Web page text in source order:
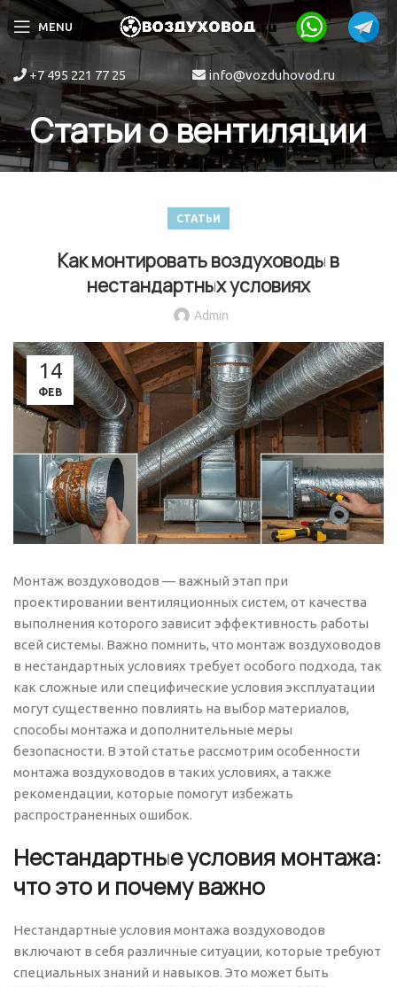
MENU
+7 495 221 77 25 info@vozduhovod.ru
Статьи о вентиляции
СТАТЬИ
Как монтировать воздуховоды в
нестандартных условиях
Admin
14
ФЕВ
Монтаж воздуховодов — важный этап при
проектировании вентиляционных систем, от качества
выполнения которого зависит эффективность работы
всей системы. Важно помнить, что монтаж воздуховодов
в нестандартных условиях требует особого подхода, так
как сложные или специфические условия эксплуатации
могут существенно повлиять на выбор материалов,
способы монтажа и дополнительные меры
безопасности. В этой статье рассмотрим особенности
монтажа воздуховодов в таких условиях, а также
рекомендации, которые помогут избежать
распространенных ошибок.
Нестандартные условия монтажа:
что это и почему важно
Нестандартные условия монтажа воздуховодов
включают в себя различные ситуации, которые требуют
специальных знаний и навыков. Это может быть